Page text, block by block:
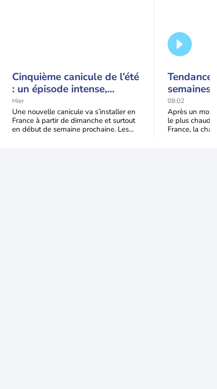
Cinquième canicule de l’été
: un épisode intense,
durable et étendu la
semaine prochaine
Hier
Une nouvelle canicule va s’installer en
France à partir de dimanche et surtout
en début de semaine prochaine. Les
Tendance
semaines
septembre
08:02
Après un
le plus chaud
France, la